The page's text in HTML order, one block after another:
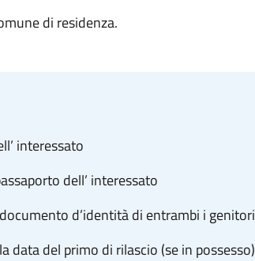
di residenza.
interessato
dell’ interessato
d’identità di entrambi i genitori
data del primo di rilascio (se in possesso)